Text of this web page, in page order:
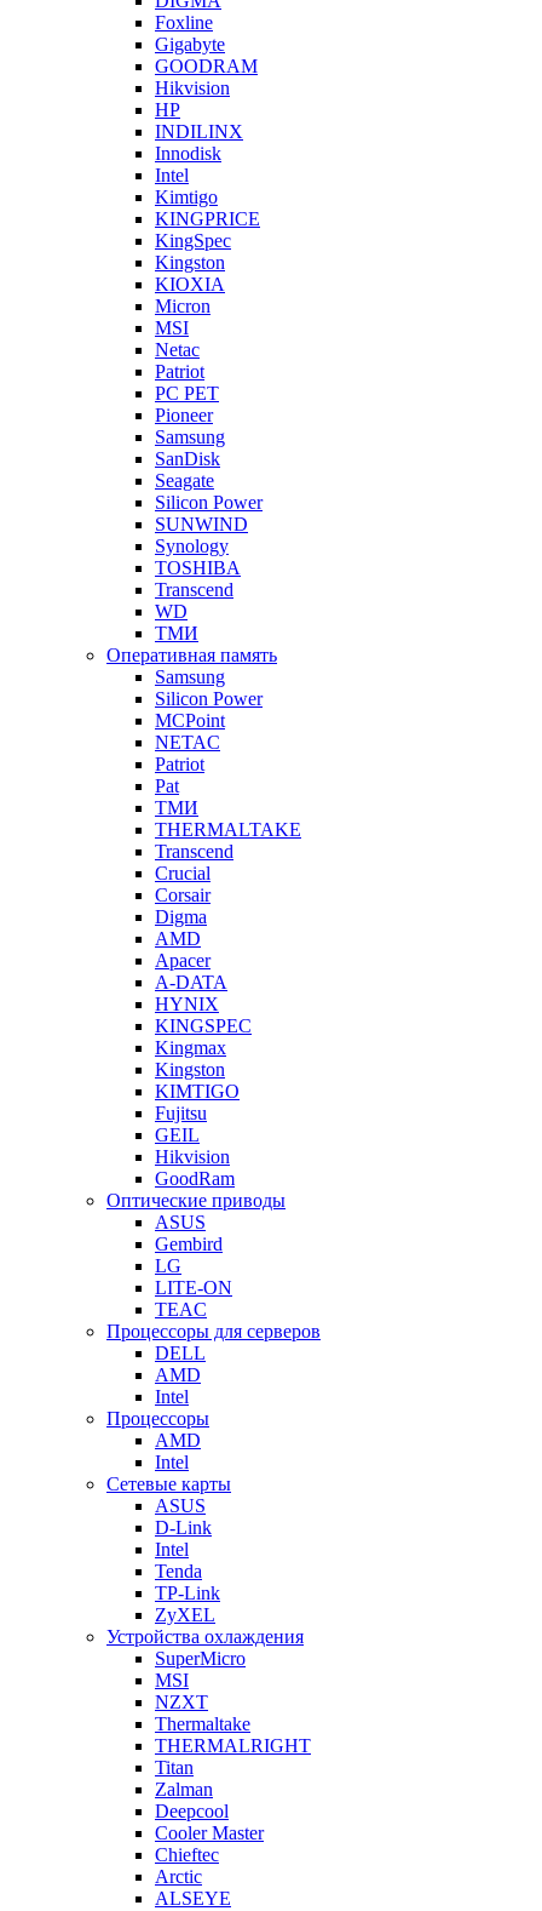
Foxline
Gigabyte
GOODRAM
Hikvision
HP
INDILINX
Innodisk
Intel
Kimtigo
KINGPRICE
KingSpec
Kingston
KIOXIA
Micron
MSI
Netac
Patriot
PC PET
Pioneer
Samsung
SanDisk
Seagate
Silicon Power
SUNWIND
Synology
TOSHIBA
Transcend
WD
ТМИ
Оперативная память
Samsung
Silicon Power
MCPoint
NETAC
Patriot
Pat
ТМИ
THERMALTAKE
Transcend
Crucial
Corsair
Digma
AMD
Apacer
A-DATA
HYNIX
KINGSPEC
Kingmax
Kingston
KIMTIGO
Fujitsu
GEIL
Hikvision
GoodRam
Оптические приводы
ASUS
Gembird
LG
LITE-ON
TEAC
Процессоры для серверов
DELL
AMD
Intel
Процессоры
AMD
Intel
Сетевые карты
ASUS
D-Link
Intel
Tenda
TP-Link
ZyXEL
Устройства охлаждения
SuperMicro
MSI
NZXT
Thermaltake
THERMALRIGHT
Titan
Zalman
Deepcool
Cooler Master
Chieftec
Arctic
ALSEYE